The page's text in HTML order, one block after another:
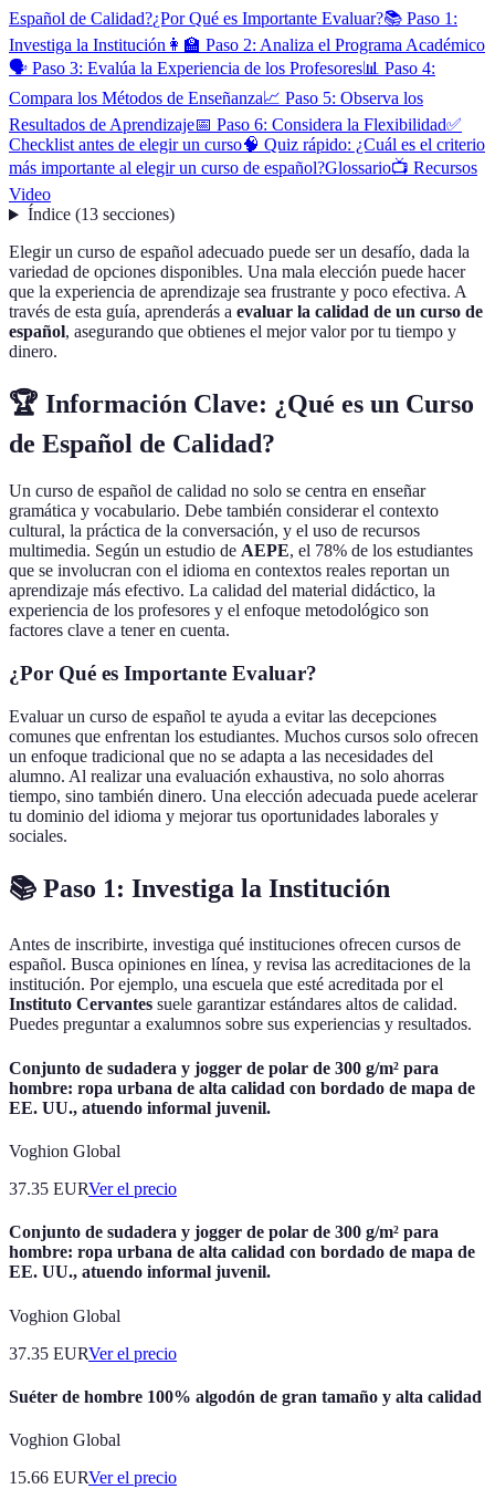
Español de Calidad?¿Por Qué es Importante Evaluar?📚 Paso 1:
Investiga la Institución 👩‍🏫 Paso 2: Analiza el Programa Académico
🗣️ Paso 3: Evalúa la Experiencia de los Profesores📊 Paso 4:
Compara los Métodos de Enseñanza📈 Paso 5: Observa los
Resultados de Aprendizaje📅 Paso 6: Considera la Flexibilidad✅
Checklist antes de elegir un curso🧠 Quiz rápido: ¿Cuál es el criterio
más importante al elegir un curso de español?Glossario📺 Recursos
Video
Índice(13 secciones)
Elegir un curso de español adecuado puede ser un desafío, dada la
variedad de opciones disponibles. Una mala elección puede hacer
que la experiencia de aprendizaje sea frustrante y poco efectiva. A
través de esta guía, aprenderás a evaluar la calidad de un curso de
español, asegurando que obtienes el mejor valor por tu tiempo y
dinero.
🏆 Información Clave: ¿Qué es un Curso
de Español de Calidad?
Un curso de español de calidad no solo se centra en enseñar
gramática y vocabulario. Debe también considerar el contexto
cultural, la práctica de la conversación, y el uso de recursos
multimedia. Según un estudio de AEPE, el 78% de los estudiantes
que se involucran con el idioma en contextos reales reportan un
aprendizaje más efectivo. La calidad del material didáctico, la
experiencia de los profesores y el enfoque metodológico son
factores clave a tener en cuenta.
¿Por Qué es Importante Evaluar?
Evaluar un curso de español te ayuda a evitar las decepciones
comunes que enfrentan los estudiantes. Muchos cursos solo ofrecen
un enfoque tradicional que no se adapta a las necesidades del
alumno. Al realizar una evaluación exhaustiva, no solo ahorras
tiempo, sino también dinero. Una elección adecuada puede acelerar
tu dominio del idioma y mejorar tus oportunidades laborales y
sociales.
📚 Paso 1: Investiga la Institución
Antes de inscribirte, investiga qué instituciones ofrecen cursos de
español. Busca opiniones en línea, y revisa las acreditaciones de la
institución. Por ejemplo, una escuela que esté acreditada por el
Instituto Cervantes suele garantizar estándares altos de calidad.
Puedes preguntar a exalumnos sobre sus experiencias y resultados.
Conjunto de sudadera y jogger de polar de 300 g/m² para
hombre: ropa urbana de alta calidad con bordado de mapa de
EE. UU., atuendo informal juvenil.
Voghion Global
37.35 EURVer el precio
Conjunto de sudadera y jogger de polar de 300 g/m² para
hombre: ropa urbana de alta calidad con bordado de mapa de
EE. UU., atuendo informal juvenil.
Voghion Global
37.35 EURVer el precio
Suéter de hombre 100% algodón de gran tamaño y alta calidad
Voghion Global
15.66 EURVer el precio